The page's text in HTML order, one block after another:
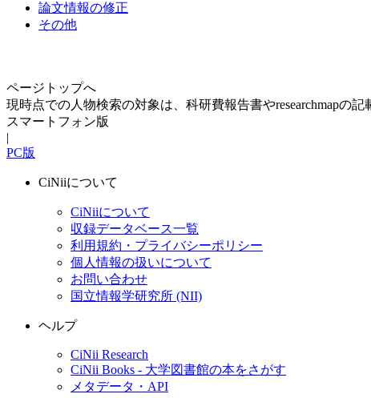
論文情報の修正
その他
ページトップへ
現時点での人物検索の対象は、科研費報告書やresearchmapの
スマートフォン版
|
PC版
CiNiiについて
CiNiiについて
収録データベース一覧
利用規約・プライバシーポリシー
個人情報の扱いについて
お問い合わせ
国立情報学研究所 (NII)
ヘルプ
CiNii Research
CiNii Books - 大学図書館の本をさがす
メタデータ・API